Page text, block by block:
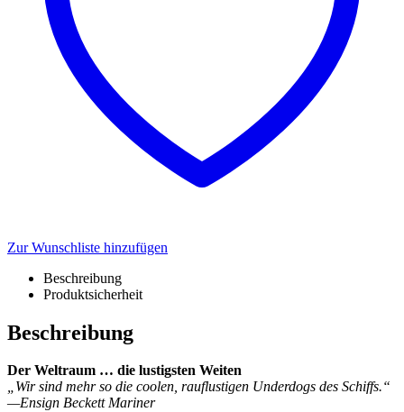
Zur Wunschliste hinzufügen
Beschreibung
Produktsicherheit
Beschreibung
Der Weltraum … die lustigsten Weiten
„Wir sind mehr so die coolen, rauflustigen Underdogs des Schiffs.“
—Ensign Beckett Mariner